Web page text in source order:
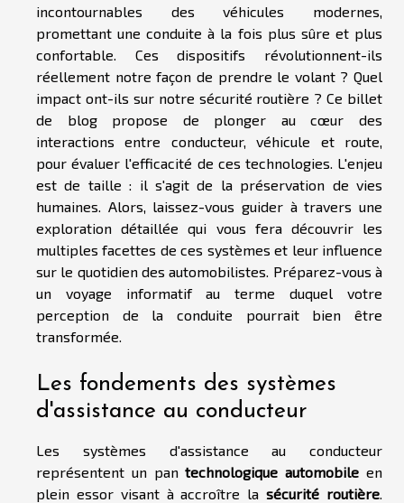
incontournables des véhicules modernes,
promettant une conduite à la fois plus sûre et plus
confortable. Ces dispositifs révolutionnent-ils
réellement notre façon de prendre le volant ? Quel
impact ont-ils sur notre sécurité routière ? Ce billet
de blog propose de plonger au cœur des
interactions entre conducteur, véhicule et route,
pour évaluer l'efficacité de ces technologies. L'enjeu
est de taille : il s'agit de la préservation de vies
humaines. Alors, laissez-vous guider à travers une
exploration détaillée qui vous fera découvrir les
multiples facettes de ces systèmes et leur influence
sur le quotidien des automobilistes. Préparez-vous à
un voyage informatif au terme duquel votre
perception de la conduite pourrait bien être
transformée.
Les fondements des systèmes
d'assistance au conducteur
Les systèmes d'assistance au conducteur
représentent un pantechnologique automobile en
plein essor visant à accroître lasécurité routière